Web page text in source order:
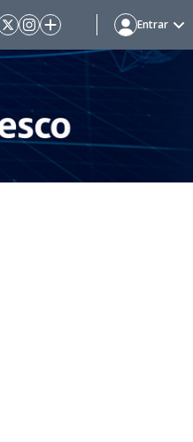
Entrar